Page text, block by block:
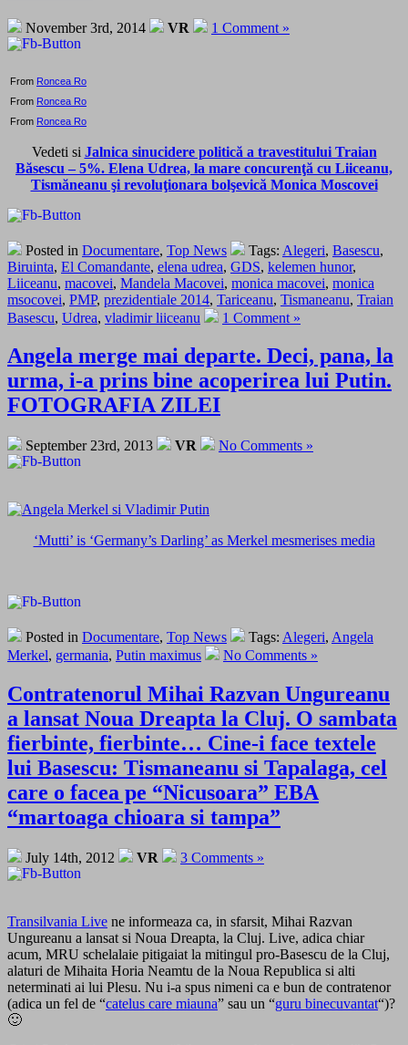
November 3rd, 2014 VR 1 Comment »
From Roncea Ro
From Roncea Ro
From Roncea Ro
Vedeti si Jalnica sinucidere politică a travestitului Traian
Băsescu – 5%. Elena Udrea, la mare concurenţă cu Liiceanu,
Tismăneanu şi revoluţionara bolşevică Monica Moscovei
Posted in Documentare, Top News Tags: Alegeri, Basescu,
Biruinta, El Comandante, elena udrea, GDS, kelemen hunor,
Liiceanu, macovei, Mandela Macovei, monica macovei, monica
msocovei, PMP, prezidentiale 2014, Tariceanu, Tismaneanu, Traian
Basescu, Udrea, vladimir liiceanu 1 Comment »
Angela merge mai departe. Deci, pana, la
urma, i-a prins bine acoperirea lui Putin.
FOTOGRAFIA ZILEI
September 23rd, 2013 VR No Comments »
‘Mutti’ is ‘Germany’s Darling’ as Merkel mesmerises media
Posted in Documentare, Top News Tags: Alegeri, Angela
Merkel, germania, Putin maximus No Comments »
Contratenorul Mihai Razvan Ungureanu
a lansat Noua Dreapta la Cluj. O sambata
fierbinte, fierbinte… Cine-i face textele
lui Basescu: Tismaneanu si Tapalaga, cel
care o facea pe “Nicusoara” EBA
“martoaga chioara si tampa”
July 14th, 2012 VR 3 Comments »
Transilvania Live ne informeaza ca, in sfarsit, Mihai Razvan
Ungureanu a lansat si Noua Dreapta, la Cluj. Live, adica chiar
acum, MRU schelalaie pitigaiat la mitingul pro-Basescu de la Cluj,
alaturi de Mihaita Horia Neamtu de la Noua Republica si alti
neterminati ai lui Plesu. Nu i-a spus nimeni ca e bun de contratenor
(adica un fel de “catelus care miauna” sau un “guru binecuvantat“)?
🙂